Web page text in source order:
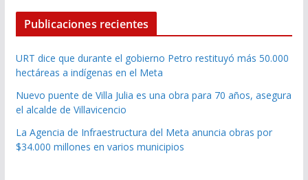
Publicaciones recientes
URT dice que durante el gobierno Petro restituyó más 50.000
hectáreas a indígenas en el Meta
Nuevo puente de Villa Julia es una obra para 70 años, asegura
el alcalde de Villavicencio
La Agencia de Infraestructura del Meta anuncia obras por
$34.000 millones en varios municipios